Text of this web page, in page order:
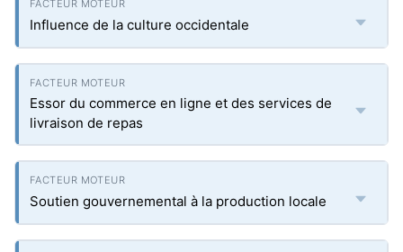
Influence de la culture occidentale
Essor du commerce en ligne et des services de
livraison de repas
Soutien gouvernemental à la production locale